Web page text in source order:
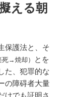
える朝
保護法と、そ
死→焼却）
とを
た、犯罪的な
の障碍者大量
けでも証明さ